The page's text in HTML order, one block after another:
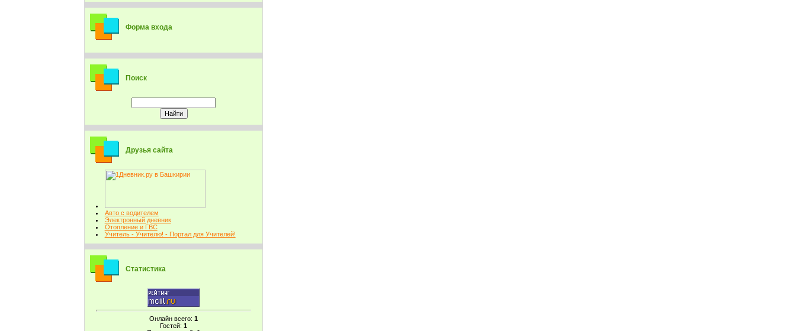
Форма входа
Поиск
Друзья сайта
Авто с водителем
Электронный дневник
Отопление и ГВС
Учитель - Учителю! - Портал для Учителей!
Статистика
Онлайн всего: 1
Гостей: 1